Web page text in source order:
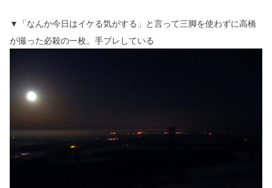
▼「なんか今日はイケる気がする」と言って三脚を使わずに高橋
が撮った必殺の一枚。手ブレしている